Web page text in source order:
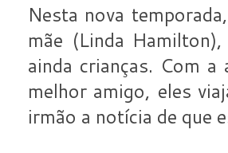
Nesta nova
mãe (Linda
ainda crianças. Com
melhor amigo, eles
irmão a notícia de que